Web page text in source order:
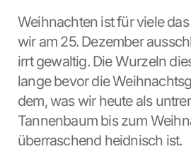
Weihnachten ist für viele
wir am 25. Dezember
irrt gewaltig. Die Wurzeln
lange bevor die
dem, was wir heute als
Tannenbaum bis zum
überraschend heidnisch ist.